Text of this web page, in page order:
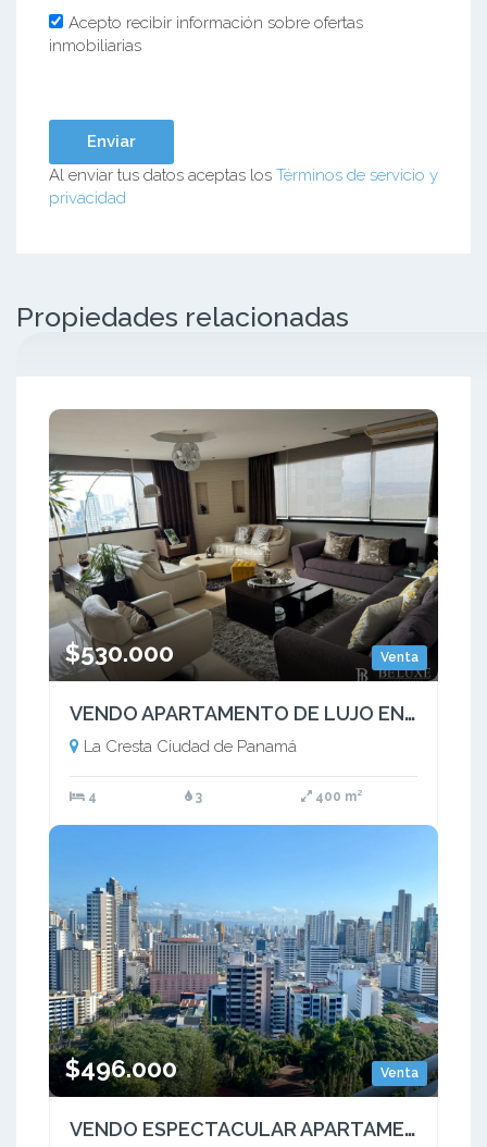
Acepto recibir información sobre ofertas
inmobiliarias
Al enviar tus datos aceptas los Términos de servicio y
privacidad
Propiedades relacionadas
Venta
$530.000
VENDO APARTAMENTO DE LUJO EN EDIFICIO ELITE, LA CRESTA (6)
La Cresta Ciudad de Panamá
4 3 400 m²
Venta
$496.000
VENDO ESPECTACULAR APARTAMENTO - PH CRESTA PALACE - BELLA VISTA